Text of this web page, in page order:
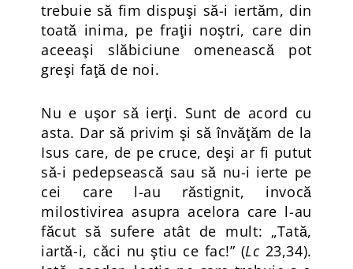
trebuie să fim dispuşi să-i iertăm, din
toată inima, pe fraţii noştri, care din
aceeaşi slăbiciune omenească pot
greşi faţă de noi.
Nu e uşor să ierţi. Sunt de acord cu
asta. Dar să privim şi să învăţăm de la
Isus care, de pe cruce, deşi ar fi putut
să-i pedepsească sau să nu-i ierte pe
cei care l-au răstignit, invocă
milostivirea asupra acelora care l-au
făcut să sufere atât de mult: „Tată,
iartă-i, căci nu ştiu ce fac!” (Lc23,34).